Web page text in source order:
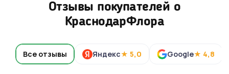
Отзывы покупателей о
КраснодарФлора
Все отзывы Яндекс★ 5,0 Google★ 4,8